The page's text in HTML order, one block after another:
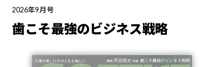
2026年9月号
歯こそ最強のビジネス戦略